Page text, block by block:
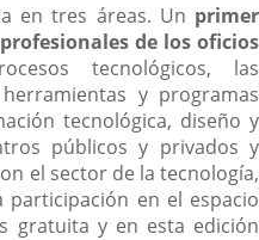
en tres áreas. Un primer
de los oficios
tecnológicos, las
y programas
tecnológica, diseño y
públicos y privados y
el sector de la tecnología,
participación en el espacio
gratuita y en esta edición